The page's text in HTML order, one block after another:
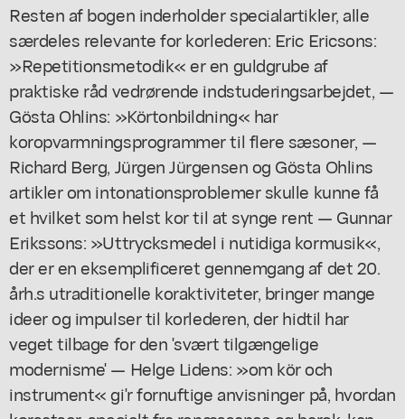
Resten af bogen inderholder specialartikler, alle
særdeles relevante for korlederen: Eric Ericsons:
»Repetitionsmetodik« er en guldgrube af
praktiske råd vedrørende indstuderingsarbejdet, —
Gösta Ohlins: »Körtonbildning« har
koropvarmningsprogrammer til flere sæsoner, —
Richard Berg, Jürgen Jürgensen og Gösta Ohlins
artikler om intonationsproblemer skulle kunne få
et hvilket som helst kor til at synge rent — Gunnar
Erikssons: »Uttrycksmedel i nutidiga kormusik«,
der er en eksemplificeret gennemgang af det 20.
årh.s utraditionelle koraktiviteter, bringer mange
ideer og impulser til korlederen, der hidtil har
veget tilbage for den 'svært tilgængelige
modernisme' — Helge Lidens: »om kör och
instrument« gi'r fornuftige anvisninger på, hvordan